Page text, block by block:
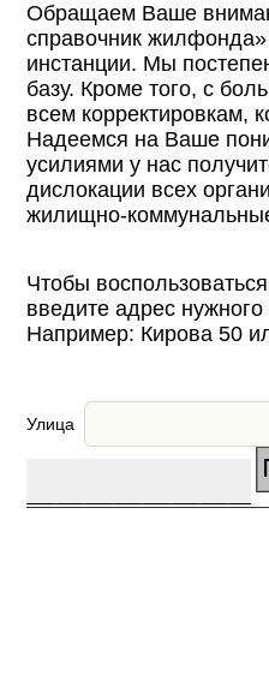
Обращаем Ваше
справочник
инстанции. Мы
базу. Кроме того, с
всем корректировкам,
Надеемся на Ваше
усилиями у нас
дислокации всех
жилищно-
Чтобы
введите адрес
Например: Кирова 50
Улица